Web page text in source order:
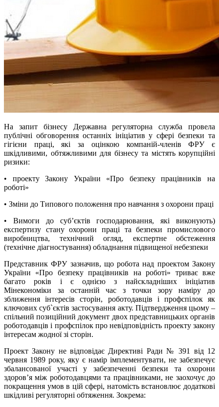
На запит бізнесу Державна регуляторна служба провела
публічні обговорення останніх ініціатив у сфері безпеки та
гігієни праці, які за оцінкою компаній-членів ФРУ є
шкідливими, обтяжливими для бізнесу та містять корупційні
ризики:
• проекту Закону України «Про безпеку працівників на
роботі»
• Зміни до Типового положення про навчання з охорони праці
• Вимоги до суб’єктів господарювання, які виконують)
експертизу стану охорони праці та безпеки промислового
виробництва, технічний огляд, експертне обстеження
(технічне діагностування) обладнання підвищеної небезпеки
Представник ФРУ зазначив, що робота над проектом Закону
України «Про безпеку працівників на роботі» триває вже
багато років і є однією з найскладніших ініціатив
Мінекономіки за останній час з точки зору наміру до
зближення інтересів сторін, роботодавців і профспілок як
ключових суб`єктів застосування акту. Підтвердження цьому –
спільний позиційний документ двох представницьких органів
роботодавців і профспілок про невідповідність проекту закону
інтересам жодної зі сторін.
Проект Закону не відповідає Директиві Ради № 391 від 12
червня 1989 року, яку є намір імплементувати, не забезпечує
збалансованої участі у забезпеченні безпеки та охорони
здоров’я між роботодавцями та працівниками, не заохочує до
покращення умов в цій сфері, натомість встановлює додаткові
шкідливі регуляторні обтяження. Зокрема: